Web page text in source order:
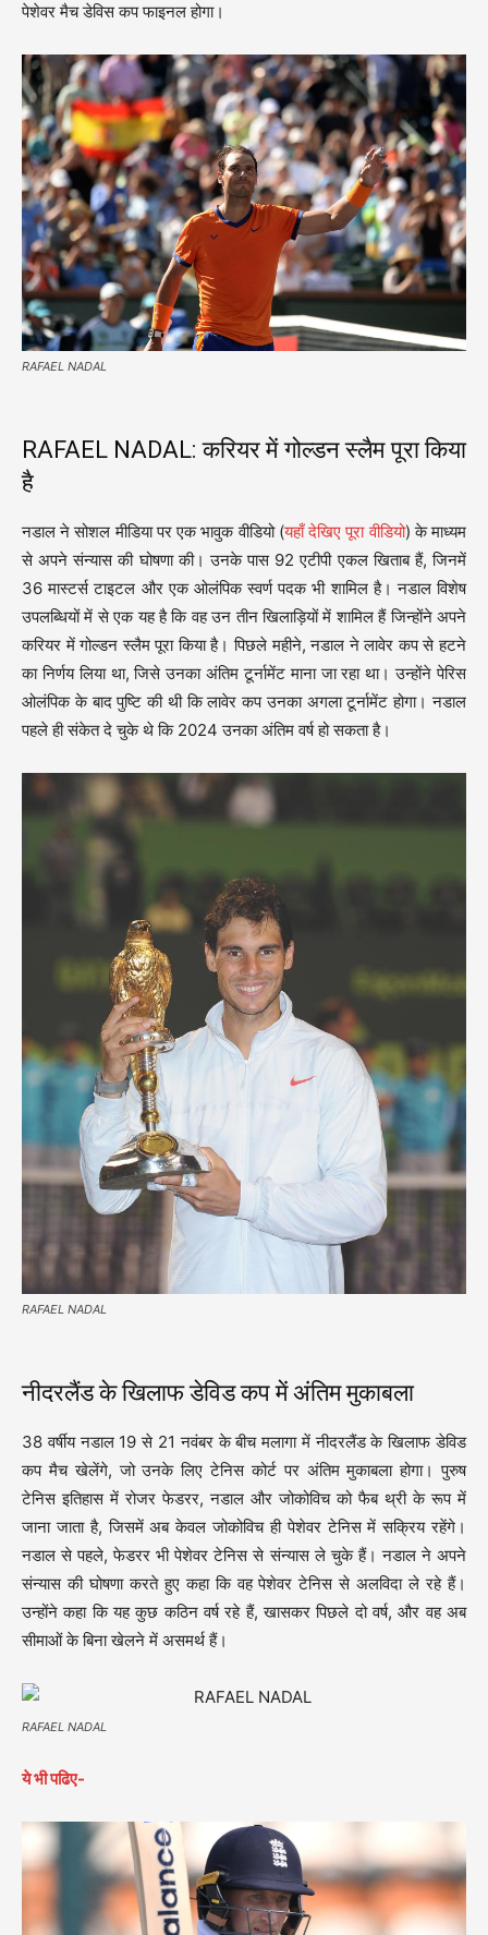
पेशेवर मैच डेविस कप फाइनल होगा।
RAFAEL NADAL
RAFAEL NADAL: करियर में गोल्डन स्लैम पूरा किया
है
नडाल ने सोशल मीडिया पर एक भावुक वीडियो (यहाँ देखिए पूरा वीडियो) के माध्यम
से अपने संन्यास की घोषणा की। उनके पास 92 एटीपी एकल खिताब हैं, जिनमें
36 मास्टर्स टाइटल और एक ओलंपिक स्वर्ण पदक भी शामिल है। नडाल विशेष
उपलब्धियों में से एक यह है कि वह उन तीन खिलाड़ियों में शामिल हैं जिन्होंने अपने
करियर में गोल्डन स्लैम पूरा किया है। पिछले महीने, नडाल ने लावेर कप से हटने
का निर्णय लिया था, जिसे उनका अंतिम टूर्नामेंट माना जा रहा था। उन्होंने पेरिस
ओलंपिक के बाद पुष्टि की थी कि लावेर कप उनका अगला टूर्नामेंट होगा। नडाल
पहले ही संकेत दे चुके थे कि 2024 उनका अंतिम वर्ष हो सकता है।
RAFAEL NADAL
नीदरलैंड के खिलाफ डेविड कप में अंतिम मुकाबला
38 वर्षीय नडाल 19 से 21 नवंबर के बीच मलागा में नीदरलैंड के खिलाफ डेविड
कप मैच खेलेंगे, जो उनके लिए टेनिस कोर्ट पर अंतिम मुकाबला होगा। पुरुष
टेनिस इतिहास में रोजर फेडरर, नडाल और जोकोविच को फैब थ्री के रूप में
जाना जाता है, जिसमें अब केवल जोकोविच ही पेशेवर टेनिस में सक्रिय रहेंगे।
नडाल से पहले, फेडरर भी पेशेवर टेनिस से संन्यास ले चुके हैं। नडाल ने अपने
संन्यास की घोषणा करते हुए कहा कि वह पेशेवर टेनिस से अलविदा ले रहे हैं।
उन्होंने कहा कि यह कुछ कठिन वर्ष रहे हैं, खासकर पिछले दो वर्ष, और वह अब
सीमाओं के बिना खेलने में असमर्थ हैं।
RAFAEL NADAL
ये भी पढिए-